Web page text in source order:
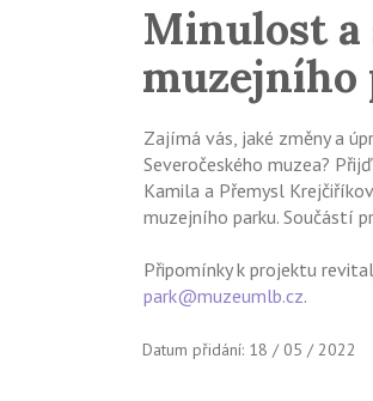
Minulost a
muzejního
Zajímá vás, jaké změny a
Severočeského muzea?
Kamila a Přemysl
muzejního parku. Součástí
Připomínky k projektu
park@muzeumlb.cz.
Datum přidání: 18 / 05 / 2022